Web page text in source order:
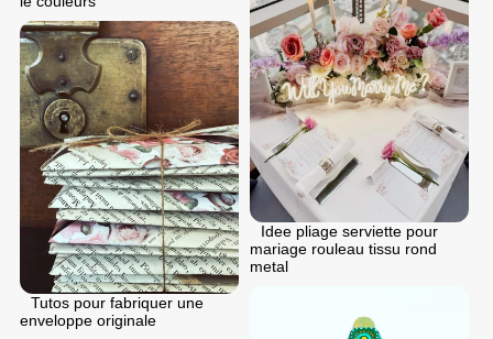
Idee pliage serviette pour
mariage rouleau tissu rond
metal
Tutos pour fabriquer une
enveloppe originale